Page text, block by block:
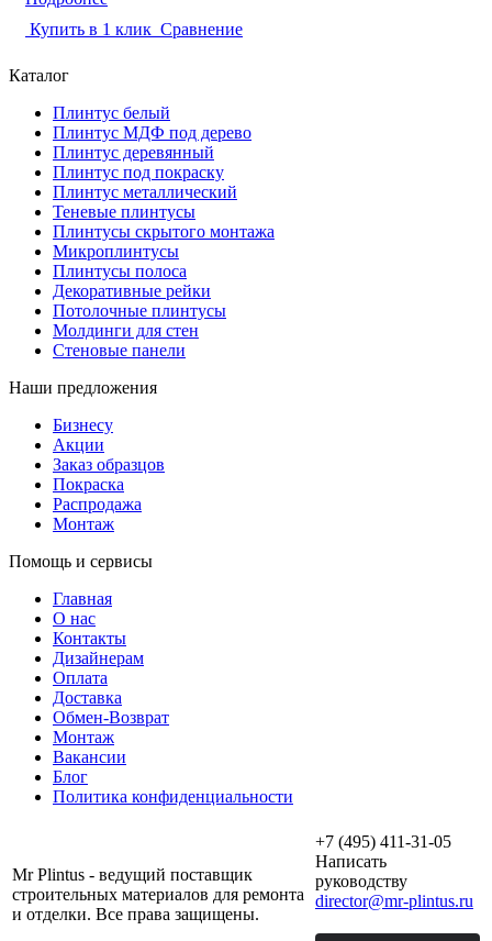
Купить в 1 клик Сравнение
Каталог
Плинтус белый
Плинтус МДФ под дерево
Плинтус деревянный
Плинтус под покраску
Плинтус металлический
Теневые плинтусы
Плинтусы скрытого монтажа
Микроплинтусы
Плинтусы полоса
Декоративные рейки
Потолочные плинтусы
Молдинги для стен
Стеновые панели
Наши предложения
Бизнесу
Акции
Заказ образцов
Покраска
Распродажа
Монтаж
Помощь и сервисы
Главная
О нас
Контакты
Дизайнерам
Оплата
Доставка
Обмен-Возврат
Монтаж
Вакансии
Блог
Политика конфиденциальности
Mr Plintus - ведущий поставщик
строительных материалов для ремонта
и отделки. Все права защищены.
+7 (495) 411-31-05
Написать
руководству
director@mr-plintus.ru